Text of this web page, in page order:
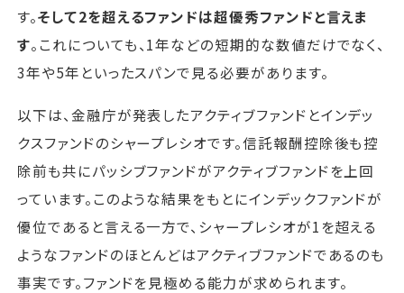
す。そして2を超えるファンドは超優秀ファンドと言えま
す。これについても、1年などの短期的な数値だけでなく、
3年や5年といったスパンで見る必要があります。
以下は、金融庁が発表したアクティブファンドとインデッ
クスファンドのシャープレシオです。信託報酬控除後も控
除前も共にパッシブファンドがアクティブファンドを上回
っています。このような結果をもとにインデックファンドが
優位であると言える一方で、シャープレシオが1を超える
ようなファンドのほとんどはアクティブファンドであるのも
事実です。ファンドを見極める能力が求められます。